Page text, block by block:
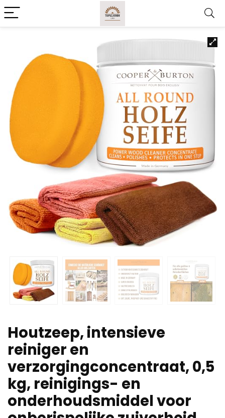
Houtzeep, intensieve
reiniger en
verzorgingconcentraat, 0,5
kg, reinigings- en
onderhoudsmiddel voor